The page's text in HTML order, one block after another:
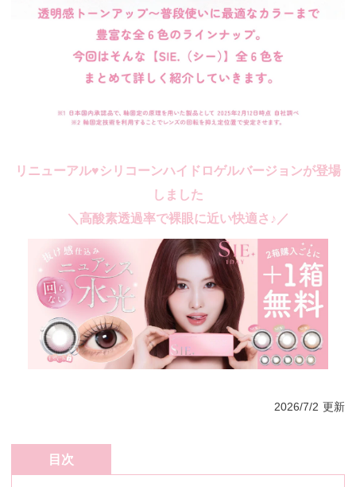
リニューアル♥シリコーンハイドロゲルバージョンが登場
しました
＼高酸素透過率で裸眼に近い快適さ♪／
2026/7/2 更新
目次